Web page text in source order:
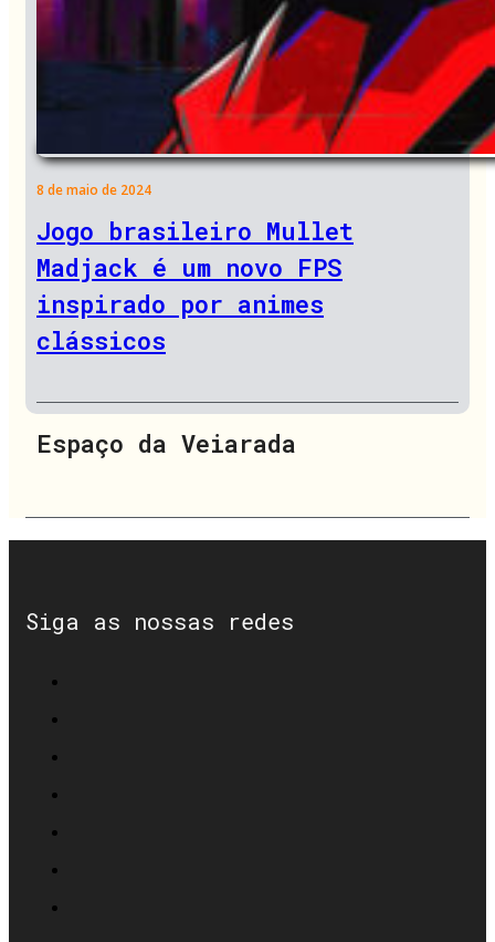
8 de maio de 2024
Jogo brasileiro Mullet
Madjack é um novo FPS
inspirado por animes
clássicos
Espaço da Veiarada
Siga as nossas redes